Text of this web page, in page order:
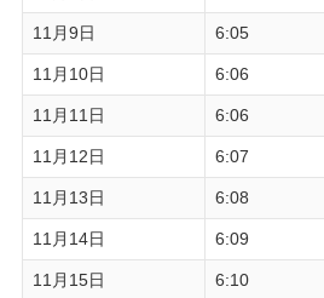
11月9日 6:05
11月10日 6:06
11月11日 6:06
11月12日 6:07
11月13日 6:08
11月14日 6:09
11月15日 6:10